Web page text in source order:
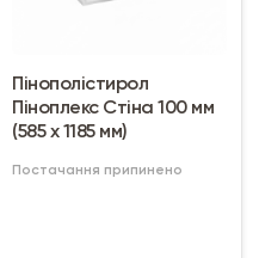
Пінополістирол
Піноплекс Стіна 100 мм
(585 х 1185 мм)
Постачання припинено